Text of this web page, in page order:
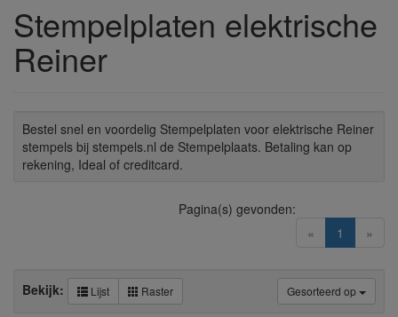
Stempelplaten elektrische
Reiner
Bestel snel en voordelig Stempelplaten voor elektrische Reiner
stempels bij stempels.nl de Stempelplaats. Betaling kan op
rekening, Ideal of creditcard.
« 1 (current)
»
Pagina(s) gevonden:
Gesorteerd op
Bekijk: Lijst Raster